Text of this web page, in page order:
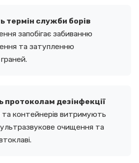
термін служби борів
запобігає забиванню
та затупленню
протоколам дезінфекції
та контейнерів витримують
ультразвукове очищення та